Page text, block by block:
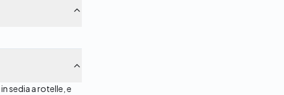
sedia a rotelle, e